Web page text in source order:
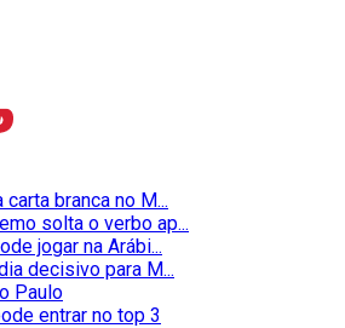
branca no M...
solta o verbo ap...
jogar na Arábi...
decisivo para M...
Paulo
entrar no top 3